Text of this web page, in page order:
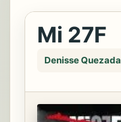
Mi 27F
Denisse Quezada